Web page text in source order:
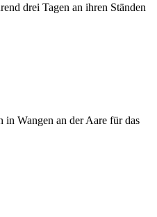
drei Tagen an ihren Ständen
in Wangen an der Aare für das